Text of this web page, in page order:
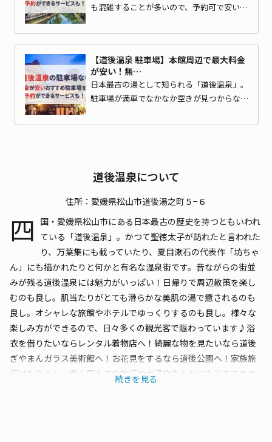
も混雑することが多いので、予約可で安い…
【道後温泉 駐車場】本館周辺で最大料金
が安い！無…
日本最古の湯として知られる「道後温泉」。
駐車場が満車でなかなか空きが見つからな…
道後温泉について
住所：愛媛県松山市道後湯之町５−６
四 国・愛媛県松山市にある日本最古の歴史を持つともいわれ
ている「道後温泉」。かつて聖徳太子が訪れたと言われた
り、万葉集にも載っていたり、夏目漱石の代表作「坊ちゃ
ん」にも描かれたりと何かと有名な温泉街です。昔ながらの街並
みが残る道後温泉には魅力がいっぱい！日帰りで周辺散策を楽し
むのも良し。肌当たりがとても滑らかな美肌の湯で癒されるのも
良し。オシャレな旅館やホテルでゆっくりするのも良し。様々な
楽しみ方ができるので、日々多くの観光客で賑わっています♪浴
衣を借りたいならレンタル着物店へ！綺麗な物を見たいなら道後
ぎやまんガラス美術館へ！お花見をするなら道後公園へ！家族旅
行はもちろん、恋人同士での旅行や女子旅なんかにもおすすめの
続きを見る